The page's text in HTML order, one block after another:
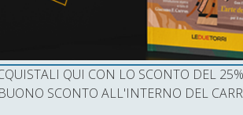
QUI CON LO SCONTO DEL
SCONTO ALL'INTERNO DEL